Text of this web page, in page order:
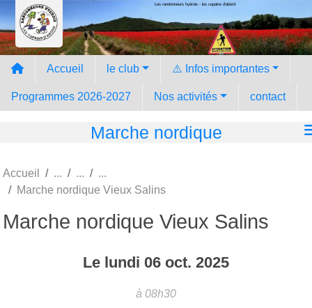
Les randonneurs hyèrois - les copains d'abord
Accueil le club ⚠️ Infos importantes
Programmes 2026-2027 Nos activités contact
Marche nordique
Accueil
Marche nordique Vieux Salins
Marche nordique Vieux Salins
Le lundi 06 oct. 2025
à 08h30
Panneau de gestion des cookies